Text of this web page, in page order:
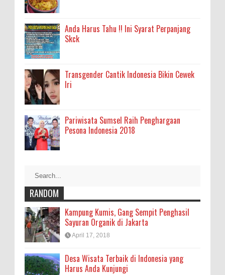
Anda Harus Tahu !! Ini Syarat Perpanjang
Skck
Transgender Cantik Indonesia Bikin Cewek
Iri
Pariwisata Sumsel Raih Penghargaan
Pesona Indonesia 2018
RANDOM
Kampung Kumis, Gang Sempit Penghasil
Sayuran Organik di Jakarta
April 17, 2018
Desa Wisata Terbaik di Indonesia yang
Harus Anda Kunjungi